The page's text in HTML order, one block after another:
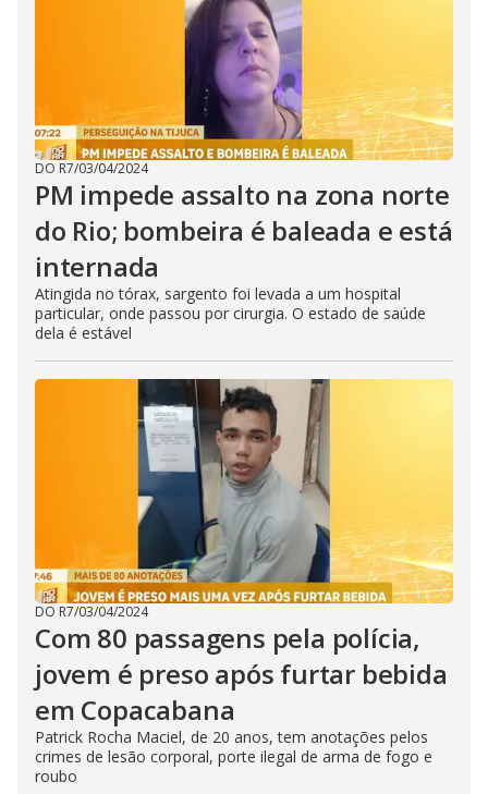
DO R7/03/04/2024
PM impede assalto na zona norte
do Rio; bombeira é baleada e está
internada
Atingida no tórax, sargento foi levada a um hospital
particular, onde passou por cirurgia. O estado de saúde
dela é estável
DO R7/03/04/2024
Com 80 passagens pela polícia,
jovem é preso após furtar bebida
em Copacabana
Patrick Rocha Maciel, de 20 anos, tem anotações pelos
crimes de lesão corporal, porte ilegal de arma de fogo e
roubo